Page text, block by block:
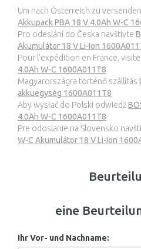
Um nach Österreich zu
Akkupack PBA 18 V 4.0Ah W-C
Pro odeslání do Česka navštivte
Akumulátor 18 V Li-Ion
Pour l’expédition en France,
4.0Ah W-C 1600A011T8
Magyarországra történő szállítás
akkuegység 1600A011T8
Aby wysłać do Polski odwiedź
4.0Ah W-C 1600A011T8
Pre odoslanie na Slovensko
W-C Akumulátor 18 V Li-Ion
eine
Ihr Vor- und Nachname: